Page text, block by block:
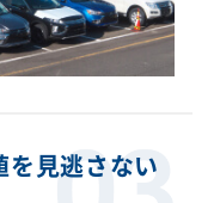
を見逃さない